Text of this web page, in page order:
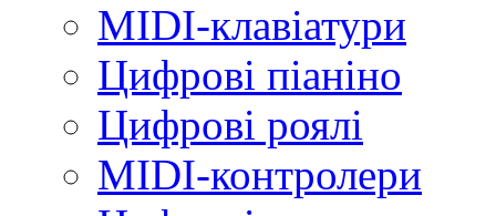
MIDI-клавіатури
Цифрові піаніно
Цифрові роялі
MIDI-контролери